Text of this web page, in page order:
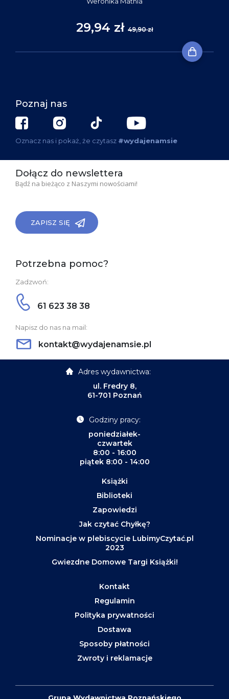
29,94 zł 49,90 zł
Poznaj nas
Oznacz nas i pokaż, że czytasz #wydajenamsie
Dołącz do newslettera
Bądź na bieżąco z Naszymi nowościami!
ZAPISZ SIĘ
Potrzebna pomoc?
Zadzwoń:
61 623 38 38
Napisz do nas na mail:
kontakt@wydajenamsie.pl
Adres wydawnictwa:
ul. Fredry 8,
61-701 Poznań
Godziny pracy:
poniedziałek-
czwartek
8:00 - 16:00
piątek 8:00 - 14:00
Książki
Biblioteki
Zapowiedzi
Jak czytać Chyłkę?
Nominacje w plebiscycie LubimyCzytać.pl
2023
Gwiezdne Domowe Targi Książki!
Kontakt
Regulamin
Polityka prywatności
Dostawa
Sposoby płatności
Zwroty i reklamacje